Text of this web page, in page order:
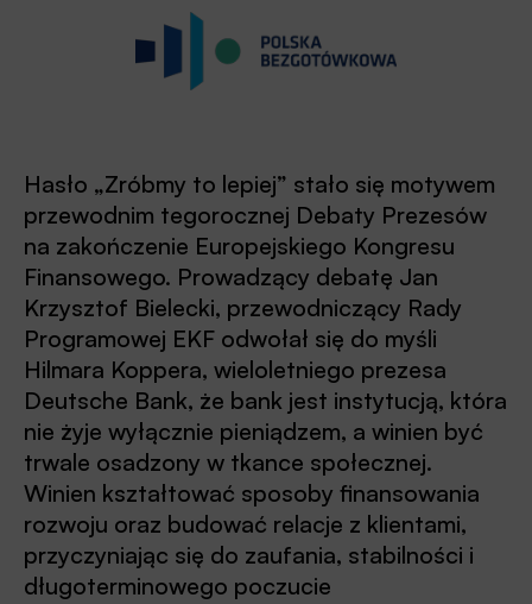
Hasło „Zróbmy to lepiej” stało się motywem
przewodnim tegorocznej Debaty Prezesów
na zakończenie Europejskiego Kongresu
Finansowego. Prowadzący debatę Jan
Krzysztof Bielecki, przewodniczący Rady
Programowej EKF odwołał się do myśli
Hilmara Koppera, wieloletniego prezesa
Deutsche Bank, że bank jest instytucją, która
nie żyje wyłącznie pieniądzem, a winien być
trwale osadzony w tkance społecznej.
Winien kształtować sposoby finansowania
rozwoju oraz budować relacje z klientami,
przyczyniając się do zaufania, stabilności i
długoterminowego poczucie